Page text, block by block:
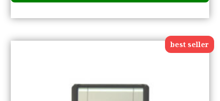
best seller